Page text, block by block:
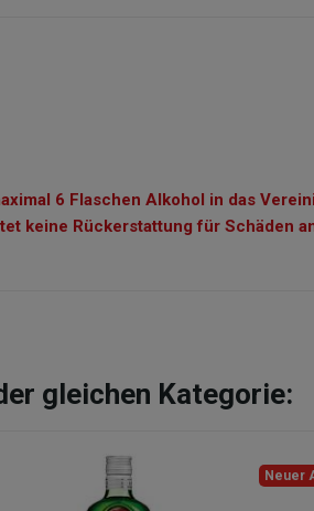
6 Flaschen Alkohol in das
keine Rückerstattung für Schäden
gleichen Kategorie:
Neuer